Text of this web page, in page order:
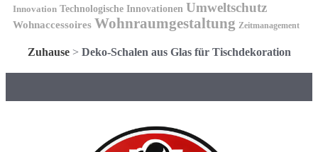
Innovation Technologische Innovationen Umweltschutz
Wohnaccessoires Wohnraumgestaltung Zeitmanagement
Zuhause> Deko-Schalen aus Glas für Tischdekoration